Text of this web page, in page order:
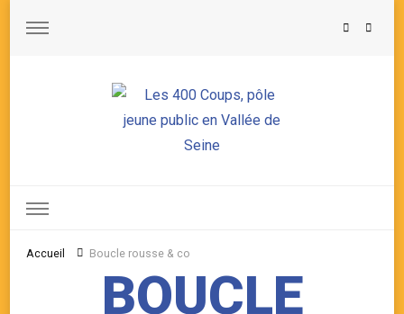
Accueil Boucle rousse & co
BOUCLE